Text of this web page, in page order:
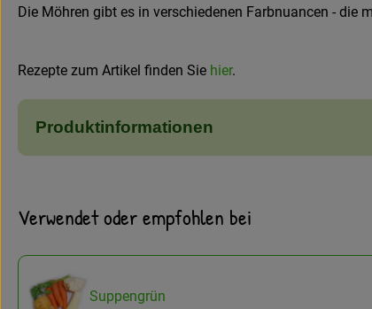
Die Möhren gibt es in verschiedenen Farbnuancen - die
Rezepte zum Artikel finden Sie hier.
Produktinformationen
Verwendet oder empfohlen bei
Suppengrün